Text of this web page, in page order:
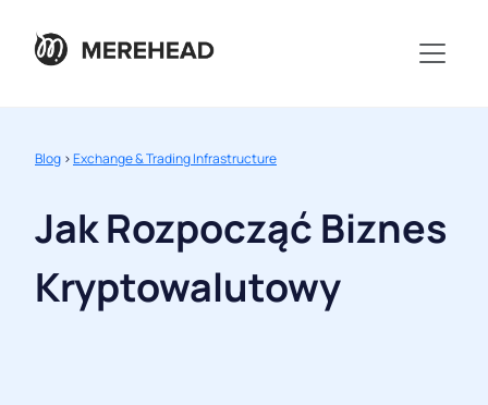
Blog >Exchange & Trading Infrastructure
Jak Rozpocząć Biznes
Kryptowalutowy